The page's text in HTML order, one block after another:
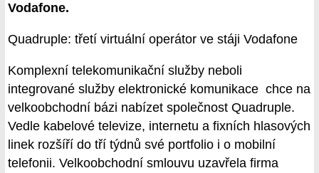
Vodafone.
Quadruple: třetí virtuální operátor ve stáji Vodafone
Komplexní telekomunikační služby neboli
integrované služby elektronické komunikace chce na
velkoobchodní bázi nabízet společnost Quadruple.
Vedle kabelové televize, internetu a fixních hlasových
linek rozšíří do tří týdnů své portfolio i o mobilní
telefonii. Velkoobchodní smlouvu uzavřela firma